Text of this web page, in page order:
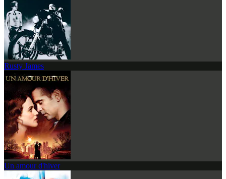
Rusty James
Un amour d'hiver